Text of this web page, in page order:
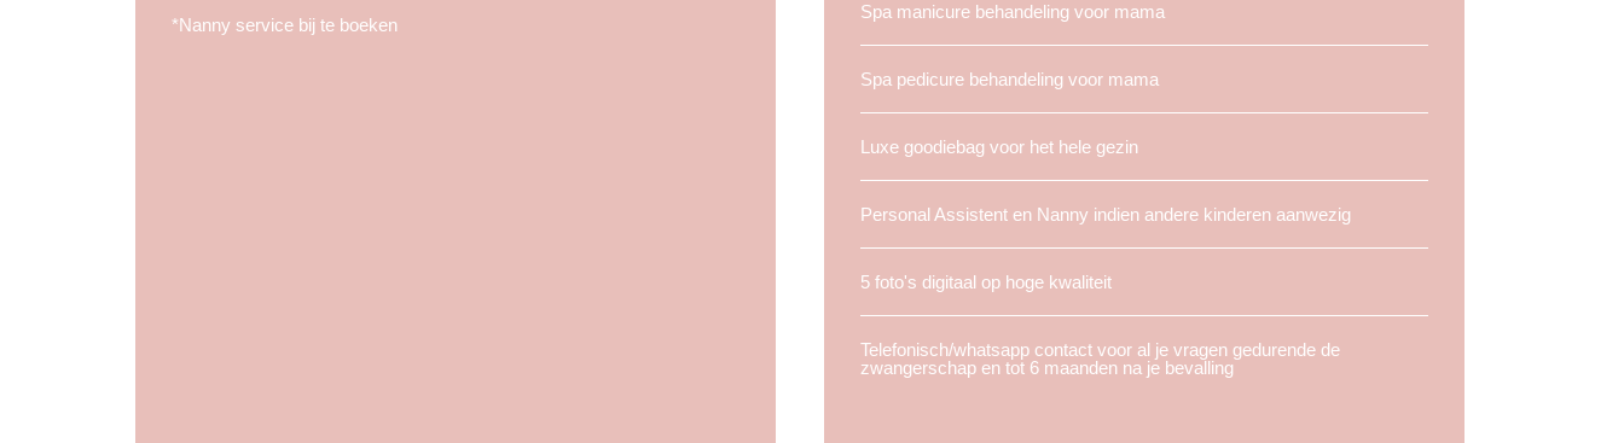
*Nanny service bij te boeken
Spa manicure behandeling voor mama
Spa pedicure behandeling voor mama
Luxe goodiebag voor het hele gezin
Personal Assistent en Nanny indien andere kinderen aanwezig
5 foto's digitaal op hoge kwaliteit
Telefonisch/whatsapp contact voor al je vragen gedurende de
zwangerschap en tot 6 maanden na je bevalling